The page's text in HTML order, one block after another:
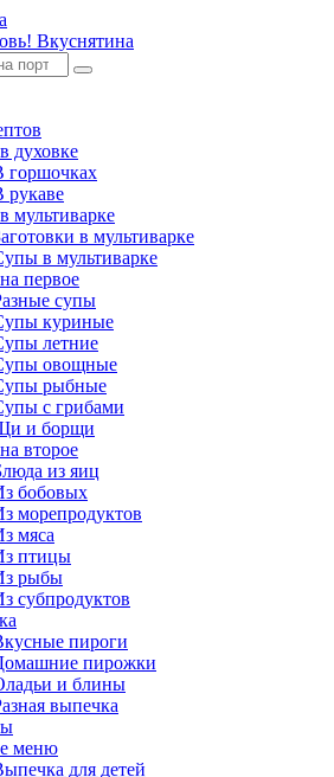
Вкуснятина
духовке
горшочках
рукаве
мультиварке
в мультиварке
в мультиварке
первое
супы
куриные
летние
овощные
рыбные
с грибами
и борщи
второе
из яиц
бобовых
морепродуктов
мяса
птицы
рыбы
субпродуктов
пироги
пирожки
и блины
выпечка
меню
для детей